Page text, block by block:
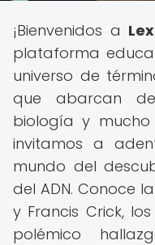
¡Bienvenidos a
plataforma
universo de
que abarcan
biología y mucho
invitamos a
mundo del
del ADN. Conoce
y Francis Crick,
polémico